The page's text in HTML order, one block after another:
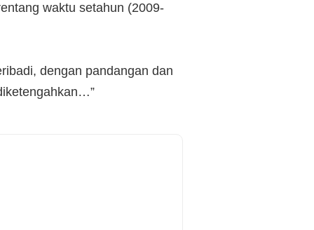
waktu setahun (2009-
dengan pandangan dan